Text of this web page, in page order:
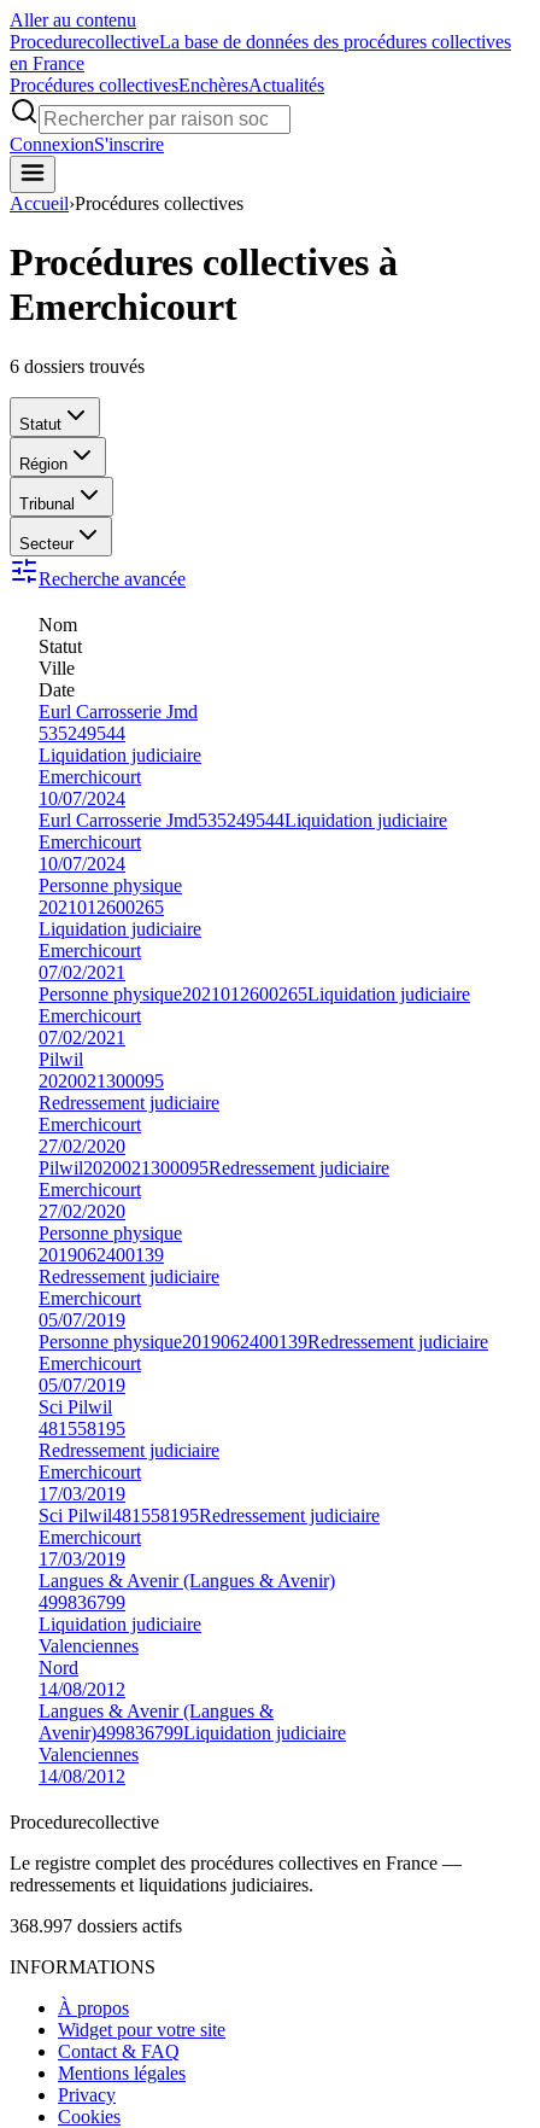
Aller au contenu
ProcedurecollectiveLa base de données des procédures collectives
en France
Procédures collectivesEnchèresActualités
ConnexionS'inscrire
Accueil›Procédures collectives
Procédures collectives à
Emerchicourt
6 dossiers trouvés
Statut
Région
Tribunal
Secteur
Recherche avancée
Nom
Statut
Ville
Date
Eurl Carrosserie Jmd
535249544
Liquidation judiciaire
Emerchicourt
10/07/2024
Eurl Carrosserie Jmd535249544Liquidation judiciaire
Emerchicourt
10/07/2024
Personne physique
2021012600265
Liquidation judiciaire
Emerchicourt
07/02/2021
Personne physique2021012600265Liquidation judiciaire
Emerchicourt
07/02/2021
Pilwil
2020021300095
Redressement judiciaire
Emerchicourt
27/02/2020
Pilwil2020021300095Redressement judiciaire
Emerchicourt
27/02/2020
Personne physique
2019062400139
Redressement judiciaire
Emerchicourt
05/07/2019
Personne physique2019062400139Redressement judiciaire
Emerchicourt
05/07/2019
Sci Pilwil
481558195
Redressement judiciaire
Emerchicourt
17/03/2019
Sci Pilwil481558195Redressement judiciaire
Emerchicourt
17/03/2019
Langues & Avenir (Langues & Avenir)
499836799
Liquidation judiciaire
Valenciennes
Nord
14/08/2012
Langues & Avenir (Langues &
Avenir)499836799Liquidation judiciaire
Valenciennes
14/08/2012
Procedurecollective
Le registre complet des procédures collectives en France —
redressements et liquidations judiciaires.
368.997 dossiers actifs
INFORMATIONS
À propos
Widget pour votre site
Contact & FAQ
Mentions légales
Privacy
Cookies